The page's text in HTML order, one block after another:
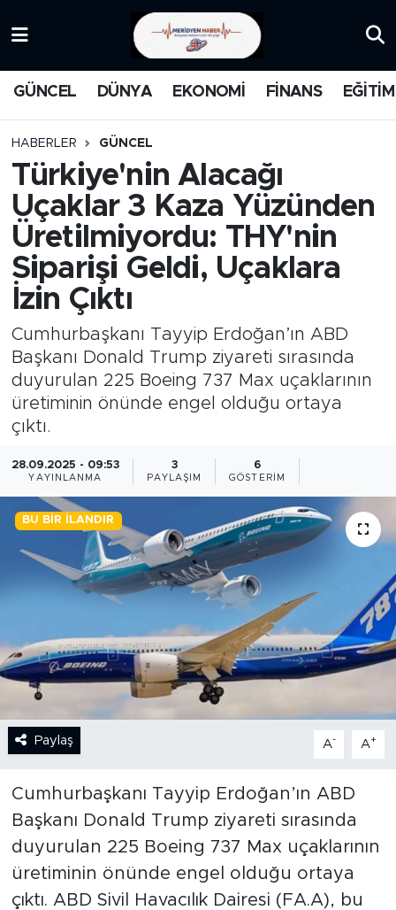
GÜNCEL DÜNYA EKONOMİ FİNANS EĞİTİM
HABERLER GÜNCEL
Türkiye'nin Alacağı
Uçaklar 3 Kaza Yüzünden
Üretilmiyordu: THY'nin
Siparişi Geldi, Uçaklara
İzin Çıktı
Cumhurbaşkanı Tayyip Erdoğan’ın ABD
Başkanı Donald Trump ziyareti sırasında
duyurulan 225 Boeing 737 Max uçaklarının
üretiminin önünde engel olduğu ortaya
çıktı.
28.09.2025 - 09:53
YAYINLANMA
3
PAYLAŞIM
6
GÖSTERIM
BU BIR İLANDIR
Paylaş A- A+
Cumhurbaşkanı Tayyip Erdoğan’ın ABD
Başkanı Donald Trump ziyareti sırasında
duyurulan 225 Boeing 737 Max uçaklarının
üretiminin önünde engel olduğu ortaya
çıktı. ABD Sivil Havacılık Dairesi (FA.A), bu
MEDYA
FİNANS
DÜNYA
GÜNCEL
KARİKATÜR
BİLİM-TEKNOLOJİ
RÖPÖRTAJ
ANALİZ
NOSTALJİ
YAZARLAR
POLİTİKA
EKONOMİ
KÜLTÜR SANAT
Trafik Durumu
Süper Lig Puan Durumu ve Fikstür
Tüm Manşetler
Son Dakika Haberleri
Haber Arşivi